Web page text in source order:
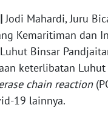
|Jodi Mahardi, Juru
Kemaritiman dan
Binsar
keterlibatan Luhut
chain reaction
19 lainnya.